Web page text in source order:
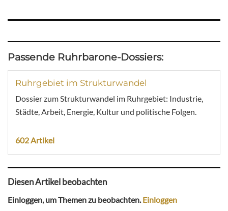
Passende Ruhrbarone-Dossiers:
Ruhrgebiet im Strukturwandel
Dossier zum Strukturwandel im Ruhrgebiet: Industrie,
Städte, Arbeit, Energie, Kultur und politische Folgen.
602 Artikel
Diesen Artikel beobachten
Einloggen, um Themen zu beobachten.Einloggen